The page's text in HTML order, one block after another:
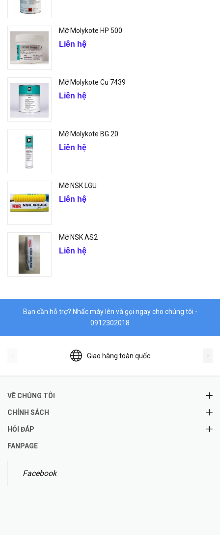
Mỡ Molykote HP 500
Liên hệ
Mỡ Molykote Cu 7439
Liên hệ
Mỡ Molykote BG 20
Liên hệ
Mỡ NSK LGU
Liên hệ
Mỡ NSK AS2
Liên hệ
Bạn cần hỗ trợ? Nhấc máy lên và gọi ngay cho chúng tôi -
0912302018
Giao hàng toàn quốc
VỀ CHÚNG TÔI
CHÍNH SÁCH
HỎI ĐÁP
FANPAGE
Facebook